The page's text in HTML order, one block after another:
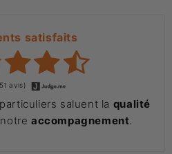
satisfaits
avis)
saluent la qualité
accompagnement